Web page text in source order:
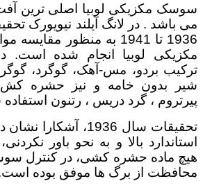
سوسک مکزیکی لوبیا اصلی ترین آفت
می باشد . در لانگ آیلند نیویورک
1936 تا 1941 به منظور
مکزیکی لوبیا انجام شده است.
ترکیب بردو، مس-آهک، گوگرد،
شیر بدون خامه و نیز حشره کش
پیرتروم ، گرد دریس ، رتنون
تحقیقات سال 1936،
استاندارد بالا و به نحو باور
هیچ ماده حشره کشی، در کنترل
محافظت از برگ ها موفق بوده